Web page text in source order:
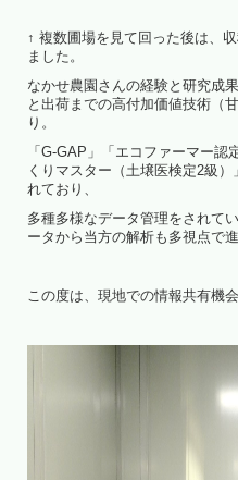
↑ 複数圃場を見て回った後は、
ました。
なかせ農園さんの経験と研究成
と出荷までの高付加価値技術（
り。
「G-GAP」「エコファーマー
くりマスター（土壌医検定2級
れており、
多種多様なデータ管理をされて
ータから当方の解析も多視点で
この度は、現地での情報共有機